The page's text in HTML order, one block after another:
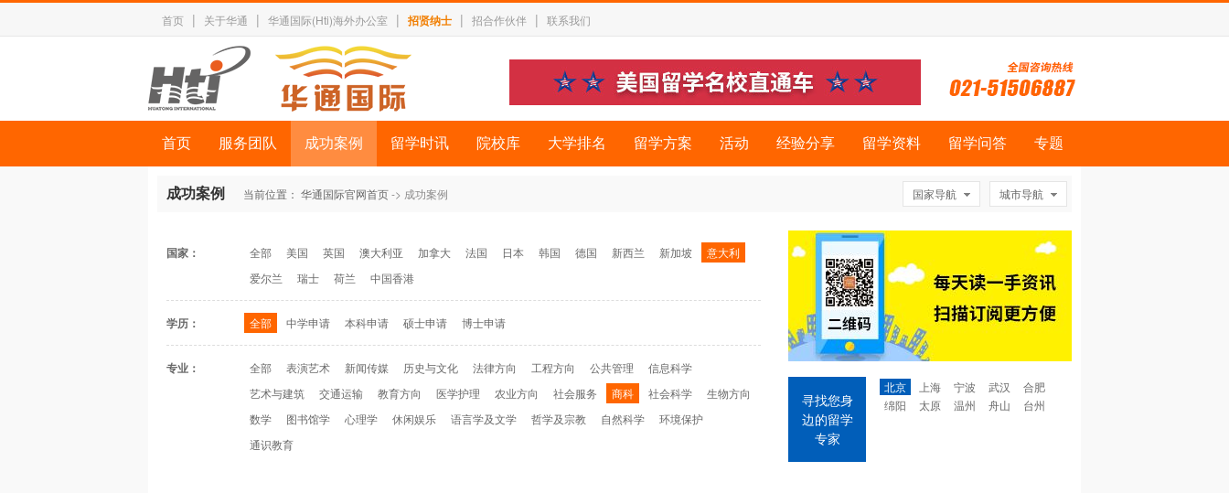
首页 | 关于华通 | 华通国际(Hti)海外办公室 | 招贤纳士 | 招合作伙伴 | 联系我们
首页 服务团队 成功案例 留学时讯 院校库 大学排名 留学方案 活动 经验分享 留学资料 留学问答 专题
成功案例 国家导航 城市导航
当前位置： 华通国际官网首页-> 成功案例
国家： 全部 美国 英国 澳大利亚 加拿大 法国 日本 韩国 德国 新西兰 新加坡
意大利
爱尔兰
瑞士 荷兰 中国香港
学历： 全部 中学申请 本科申请 硕士申请 博士申请
专业： 全部 表演艺术 新闻传媒 历史与文化 法律方向 工程方向 公共管理
信息科学
艺术与建筑
交通运输 教育方向 医学护理 农业方向 社会服务 商科 社会科学
生物方向
数学
图书馆学 心理学 休闲娱乐 语言学及文学 哲学及宗教 自然科学
环境保护
通识教育
寻找您身
边的留学
专家
北京 上海 宁波 武汉
合肥
绵阳
太原 温州 舟山 台州